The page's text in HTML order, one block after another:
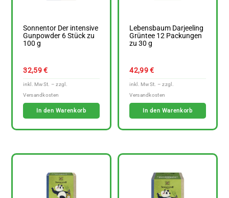
Sonnentor Der intensive
Gunpowder 6 Stück zu
100 g
32,59€
In den Warenkorb
Lebensbaum Darjeeling
Grüntee 12 Packungen
zu 30 g
42,99€
In den Warenkorb